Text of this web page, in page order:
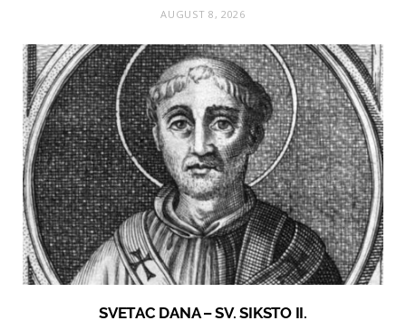
AUGUST 8, 2026
SVETAC DANA – SV. SIKSTO II.